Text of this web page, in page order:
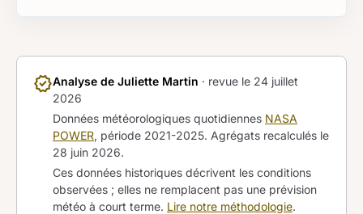
verifiedAnalyse de Juliette Martin · revue le 24 juillet
2026
Données météorologiques quotidiennes NASA
POWER, période 2021-2025. Agrégats recalculés le
28 juin 2026.
Ces données historiques décrivent les conditions
observées ; elles ne remplacent pas une prévision
météo à court terme. Lire notre méthodologie.